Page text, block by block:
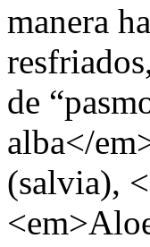
manera
de
alba</
(salvia),